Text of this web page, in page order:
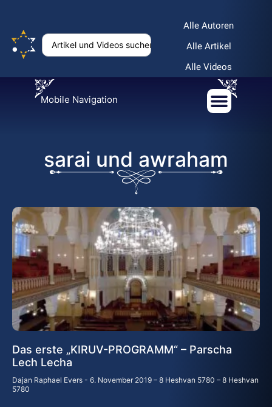
Alle Autoren
Alle Artikel
Alle Videos
Mobile Navigation
sarai und awraham
Das erste „KIRUV-PROGRAMM“ – Parscha
Lech Lecha
Dajan Raphael Evers
6. November 2019 – 8 Heshvan 5780 – 8 Heshvan
5780